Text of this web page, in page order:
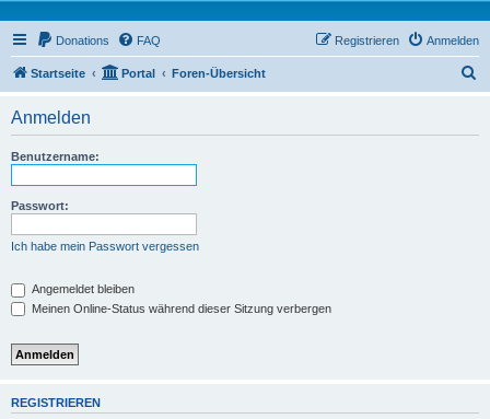
Donations FAQ Anmelden
Registrieren
Startseite Portal Foren-Übersicht
Anmelden
Benutzername:
Passwort:
Ich habe mein Passwort vergessen
Angemeldet bleiben
Meinen Online-Status während dieser Sitzung verbergen
REGISTRIEREN